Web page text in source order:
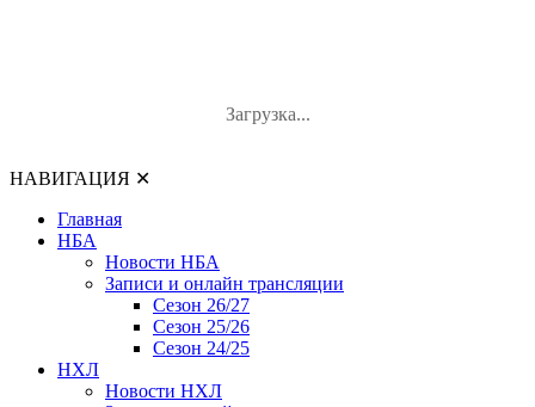
Загрузка...
НАВИГАЦИЯ ✕
Главная
НБА
Новости НБА
Записи и онлайн трансляции
Сезон 26/27
Сезон 25/26
Сезон 24/25
НХЛ
Новости НХЛ